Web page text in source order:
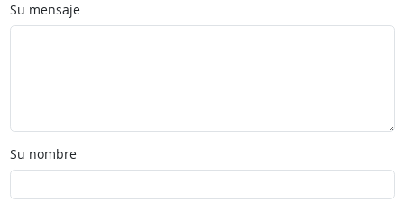
Su mensaje
Su nombre